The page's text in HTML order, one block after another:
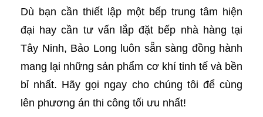
Dù bạn cần thiết lập một bếp trung tâm hiện
đại hay cần tư vấn lắp đặt bếp nhà hàng tại
Tây Ninh, Bảo Long luôn sẵn sàng đồng hành
mang lại những sản phẩm cơ khí tinh tế và bền
bỉ nhất. Hãy gọi ngay cho chúng tôi để cùng
lên phương án thi công tối ưu nhất!